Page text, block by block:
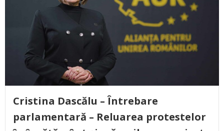
Cristina Dascălu – Întrebare
parlamentară – Reluarea protestelor